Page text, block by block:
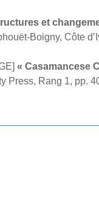
et
Boigny, Côte
« Casamancese
Press, Rang 1, pp.